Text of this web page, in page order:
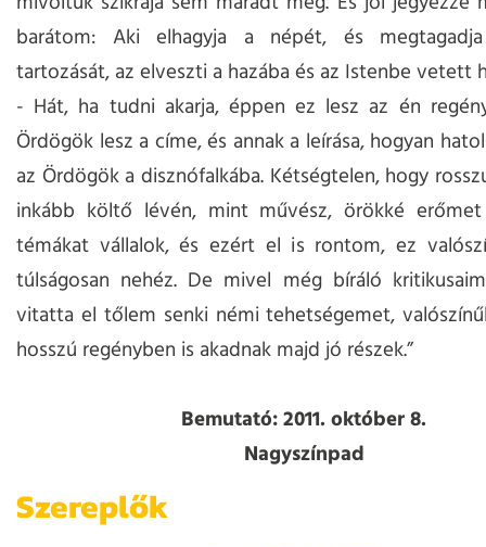
barátom: Aki elhagyja a népét, és
tartozását, az elveszti a hazába és az Istenbe vetett
- Hát, ha tudni akarja, éppen ez lesz az én
Ördögök lesz a címe, és annak a leírása, hogyan
az Ördögök a disznófalkába. Kétségtelen, hogy
inkább költő lévén, mint művész, örökké erőmet
témákat vállalok, és ezért el is rontom, ez
túlságosan nehéz. De mivel még bíráló
vitatta el tőlem senki némi tehetségemet,
hosszú regényben is akadnak majd jó részek.”
Bemutató: 2011. október 8.
Nagyszínpad
Szereplők